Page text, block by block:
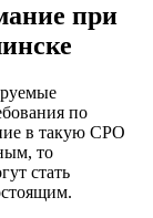
при
по
в такую СРО
то
стать